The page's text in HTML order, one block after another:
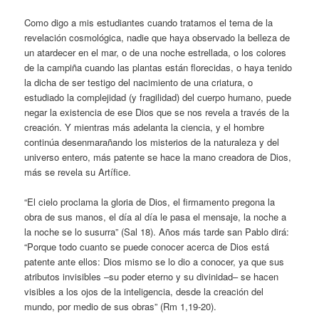
Como digo a mis estudiantes cuando tratamos el tema de la
revelación cosmológica, nadie que haya observado la belleza de
un atardecer en el mar, o de una noche estrellada, o los colores
de la campiña cuando las plantas están florecidas, o haya tenido
la dicha de ser testigo del nacimiento de una criatura, o
estudiado la complejidad (y fragilidad) del cuerpo humano, puede
negar la existencia de ese Dios que se nos revela a través de la
creación. Y mientras más adelanta la ciencia, y el hombre
continúa desenmarañando los misterios de la naturaleza y del
universo entero, más patente se hace la mano creadora de Dios,
más se revela su Artífice.
“El cielo proclama la gloria de Dios, el firmamento pregona la
obra de sus manos, el día al día le pasa el mensaje, la noche a
la noche se lo susurra” (Sal 18). Años más tarde san Pablo dirá:
“Porque todo cuanto se puede conocer acerca de Dios está
patente ante ellos: Dios mismo se lo dio a conocer, ya que sus
atributos invisibles –su poder eterno y su divinidad– se hacen
visibles a los ojos de la inteligencia, desde la creación del
mundo, por medio de sus obras” (Rm 1,19-20).